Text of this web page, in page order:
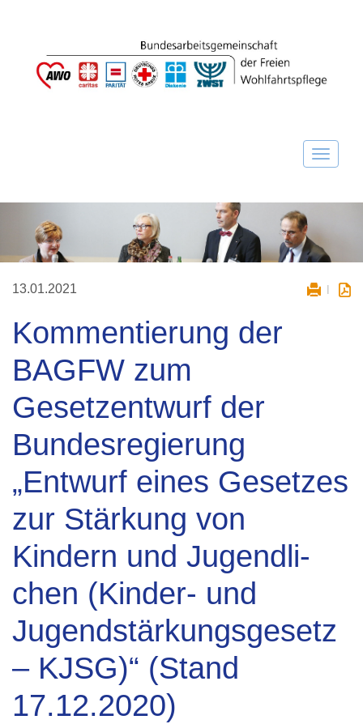
13.01.2021
Kommentierung der
BAGFW zum
Gesetzentwurf der
Bundesregierung
„Entwurf eines Gesetzes
zur Stärkung von
Kindern und Jugendli-
chen (Kinder- und
Jugendstärkungsgesetz
– KJSG)“ (Stand
17.12.2020)